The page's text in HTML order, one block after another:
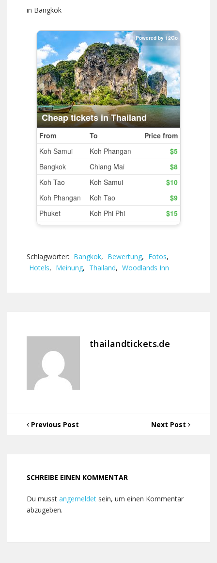
in Bangkok
Schlagwörter: Bangkok, Bewertung, Fotos,
Hotels, Meinung, Thailand, Woodlands Inn
thailandtickets.de
Previous Post Next Post
SCHREIBE EINEN KOMMENTAR
Du musst angemeldet sein, um einen Kommentar
abzugeben.